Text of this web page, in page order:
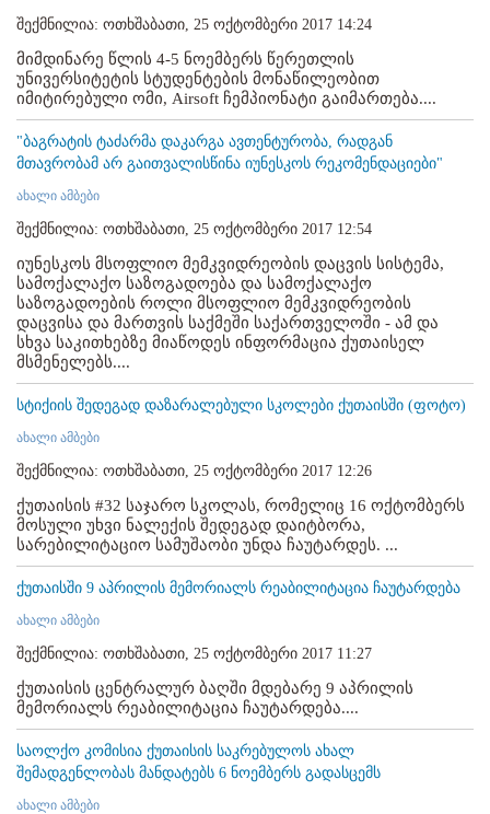
შექმნილია: ოთხშაბათი, 25 ოქტომბერი 2017 14:24
მიმდინარე წლის 4-5 ნოემბერს წერეთლის
უნივერსიტეტის სტუდენტების მონაწილეობით
იმიტირებული ომი, Airsoft ჩემპიონატი გაიმართება....
"ბაგრატის ტაძარმა დაკარგა ავთენტურობა, რადგან
მთავრობამ არ გაითვალისწინა იუნესკოს რეკომენდაციები"
ახალი ამბები
შექმნილია: ოთხშაბათი, 25 ოქტომბერი 2017 12:54
იუნესკოს მსოფლიო მემკვიდრეობის დაცვის სისტემა,
სამოქალაქო საზოგადოება და სამოქალაქო
საზოგადოების როლი მსოფლიო მემკვიდრეობის
დაცვისა და მართვის საქმეში საქართველოში - ამ და
სხვა საკითხებზე მიაწოდეს ინფორმაცია ქუთაისელ
მსმენელებს....
სტიქიის შედეგად დაზარალებული სკოლები ქუთაისში (ფოტო)
ახალი ამბები
შექმნილია: ოთხშაბათი, 25 ოქტომბერი 2017 12:26
ქუთაისის #32 საჯარო სკოლას, რომელიც 16 ოქტომბერს
მოსული უხვი ნალექის შედეგად დაიტბორა,
სარებილიტაციო სამუშაობი უნდა ჩაუტარდეს. ...
ქუთაისში 9 აპრილის მემორიალს რეაბილიტაცია ჩაუტარდება
ახალი ამბები
შექმნილია: ოთხშაბათი, 25 ოქტომბერი 2017 11:27
ქუთაისის ცენტრალურ ბაღში მდებარე 9 აპრილის
მემორიალს რეაბილიტაცია ჩაუტარდება....
საოლქო კომისია ქუთაისის საკრებულოს ახალ
შემადგენლობას მანდატებს 6 ნოემბერს გადასცემს
ახალი ამბები